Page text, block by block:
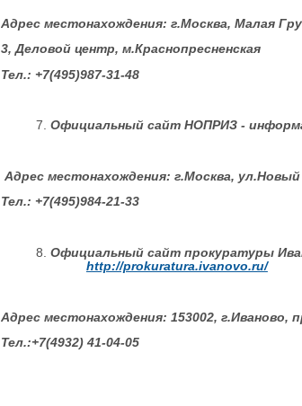
Адрес местонахождения: г.Москва, Малая
3, Деловой центр, м.Краснопресненская
Тел.: +7(495)987-31-48
Официальный сайт НОПРИЗ -
Адрес меcтонахождения: г.Москва,
Тел.: +7(495)984-21-33
Официальный сайт прокуратуры
http://prokuratura.ivanovo.ru/
Адрес местонахождения: 153002, г.Иваново,
Тел.:+7(4932) 41-04-05